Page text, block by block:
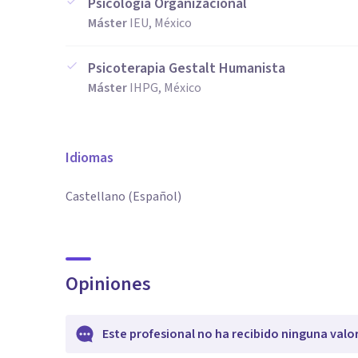
MásterIEU, México
Psicoterapia Gestalt Humanista
MásterIHPG, México
Idiomas
Castellano (Español)
Opiniones
Este profesional no ha recibido ninguna